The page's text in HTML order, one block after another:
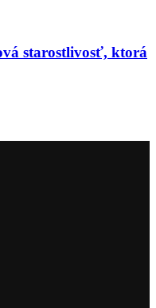
starostlivosť, ktorá